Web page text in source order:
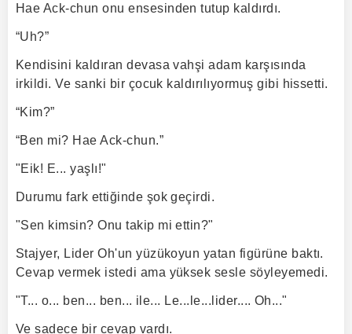
Hae Ack-chun onu ensesinden tutup kaldırdı.
“Uh?”
Kendisini kaldıran devasa vahşi adam karşısında
irkildi. Ve sanki bir çocuk kaldırılıyormuş gibi hissetti.
“Kim?”
“Ben mi? Hae Ack-chun.”
"Eik! E... yaşlı!"
Durumu fark ettiğinde şok geçirdi.
"Sen kimsin? Onu takip mi ettin?"
Stajyer, Lider Oh'un yüzükoyun yatan figürüne baktı.
Cevap vermek istedi ama yüksek sesle söyleyemedi.
"T... o... ben... ben... ile... Le...le...lider.... Oh..."
Ve sadece bir cevap vardı.